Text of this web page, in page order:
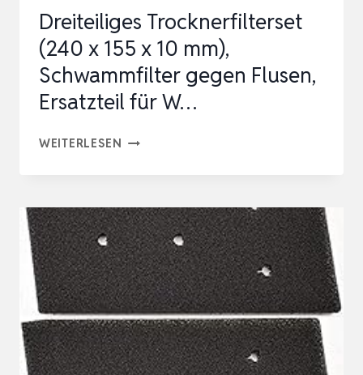
Dreiteiliges Trocknerfilterset
(240 x 155 x 10 mm),
Schwammfilter gegen Flusen,
Ersatzteil für W…
WEITERLESEN DREITEILIGES
X
155
X
10
MM),
SCHWAMMFILTER
GEGEN